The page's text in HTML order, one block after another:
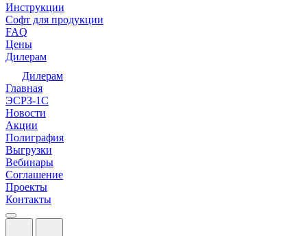
Инструкции
Софт для продукции
FAQ
Цены
Дилерам
Дилерам
Главная
ЭСРЗ-1С
Новости
Акции
Полиграфия
Выгрузки
Вебинары
Соглашение
Проекты
Контакты